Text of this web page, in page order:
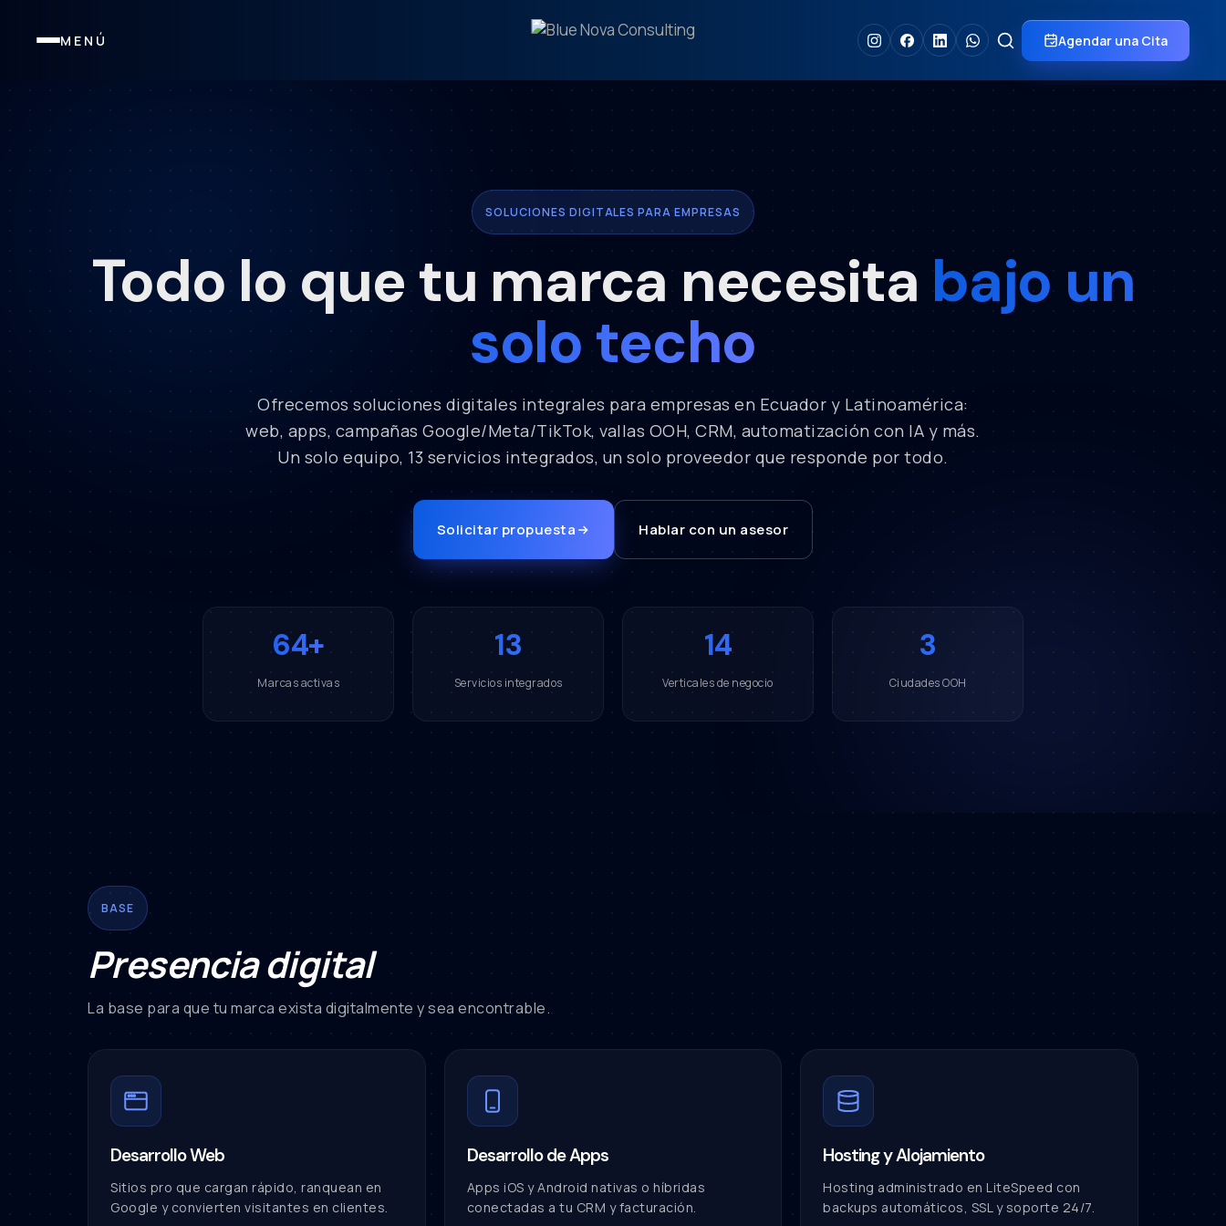
MENÚ Agendar una Cita
SOLUCIONES DIGITALES PARA EMPRESAS
Todo lo que tu marca necesita bajo un
solo techo
Ofrecemos soluciones digitales integrales para empresas en Ecuador y Latinoamérica:
web, apps, campañas Google/Meta/TikTok, vallas OOH, CRM, automatización con IA y más.
Un solo equipo, 13 servicios integrados, un solo proveedor que responde por todo.
Solicitar propuesta Hablar con un asesor
64+
Marcas activas
13
Servicios integrados
14
Verticales de negocio
3
Ciudades OOH
BASE
Presencia digital
La base para que tu marca exista digitalmente y sea encontrable.
Desarrollo Web
Sitios pro que cargan rápido, ranquean en
Google y convierten visitantes en clientes.
Desarrollo de Apps
Apps iOS y Android nativas o híbridas
conectadas a tu CRM y facturación.
Hosting y Alojamiento
Hosting administrado en LiteSpeed con
backups automáticos, SSL y soporte 24/7.